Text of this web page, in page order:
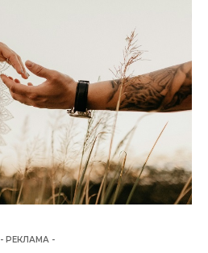
- РЕКЛАМА -